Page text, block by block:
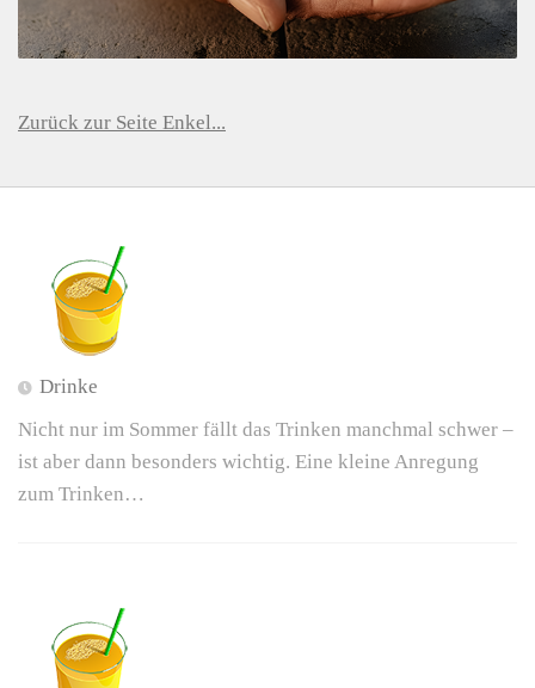
Zurück zur Seite Enkel...
Drinke
Nicht nur im Sommer fällt das Trinken manchmal schwer –
ist aber dann besonders wichtig. Eine kleine Anregung
zum Trinken…